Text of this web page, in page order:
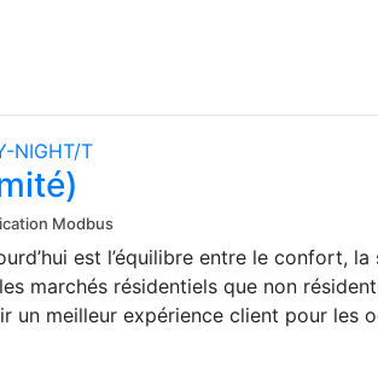
Modbus
est l’équilibre entre le confort,
marchés résidentiels que non
un meilleur expérience client pour les